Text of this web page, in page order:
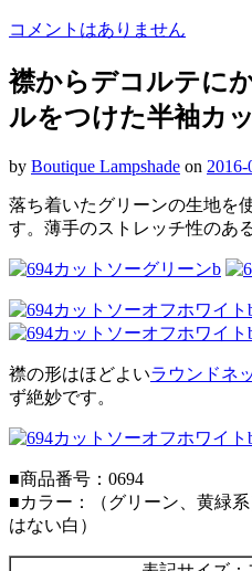
コメントはありません
襟からデコルテに
ルをつけた半袖カッ
by Boutique Lampshade on 2016-
落ち着いたグリーンの生地を
す。薄手のストレッチ性のあ
襟の形はほどよいラウンドネ
ず絶妙です。
■商品番号：0694
■カラー：（グリーン、黄緑
はない白）